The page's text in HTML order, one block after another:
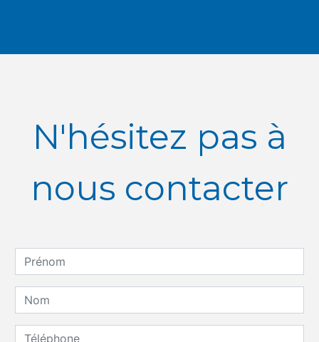
N'hésitez pas à
nous contacter